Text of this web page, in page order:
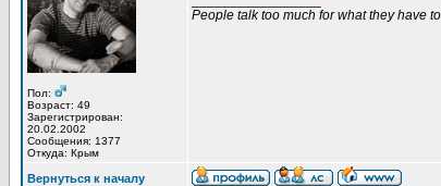
Пол:
Возраст: 49
Зарегистрирован:
20.02.2002
Сообщения: 1377
Откуда: Крым
People talk too much for what they have
Вернуться к началу